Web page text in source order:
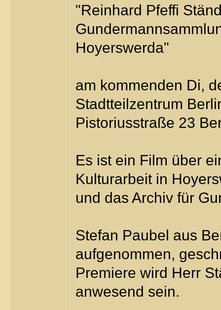
"Reinhard Pfeffi
Hoyerswerda"
am kommenden Di,
Stadtteilzentrum
Pistoriusstraße 23
Es ist ein Film über
Kulturarbeit in
und das Archiv für
Stefan Paubel aus
aufgenommen,
Premiere wird Herr
anwesend sein.